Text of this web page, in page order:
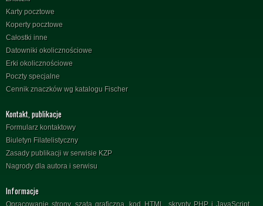
Karty pocztowe
Koperty pocztowe
Całostki inne
Datowniki okolicznościowe
Erki okolicznościowe
Poczty specjalne
Cennik znaczków wg katalogu Fischer
Kontakt, publikacje
Formularz kontaktowy
Biuletyn Filatelistyczny
Zasady publikacji w serwisie KZP
Nagrody dla autora i serwisu
Informacje
Opracowanie strony, szata graficzna, kod HTML, skrypty PHP i JavaScript,